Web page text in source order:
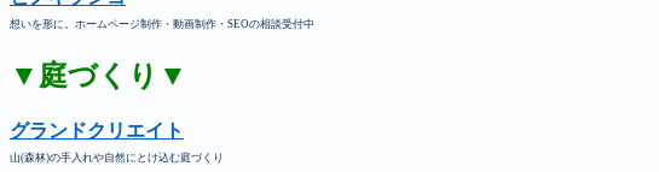
想いを形に。ホームページ制作・動画制作・SEOの相談受付中
▼庭づくり▼
グランドクリエイト
山(森林)の手入れや自然にとけ込む庭づくり